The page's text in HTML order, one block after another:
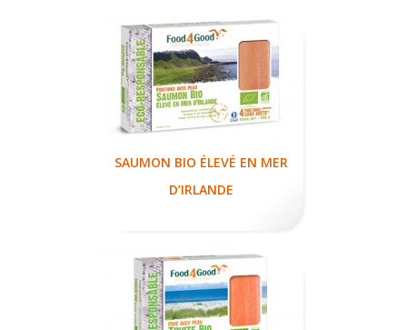
SAUMON BIO ÉLEVÉ EN MER
D’IRLANDE